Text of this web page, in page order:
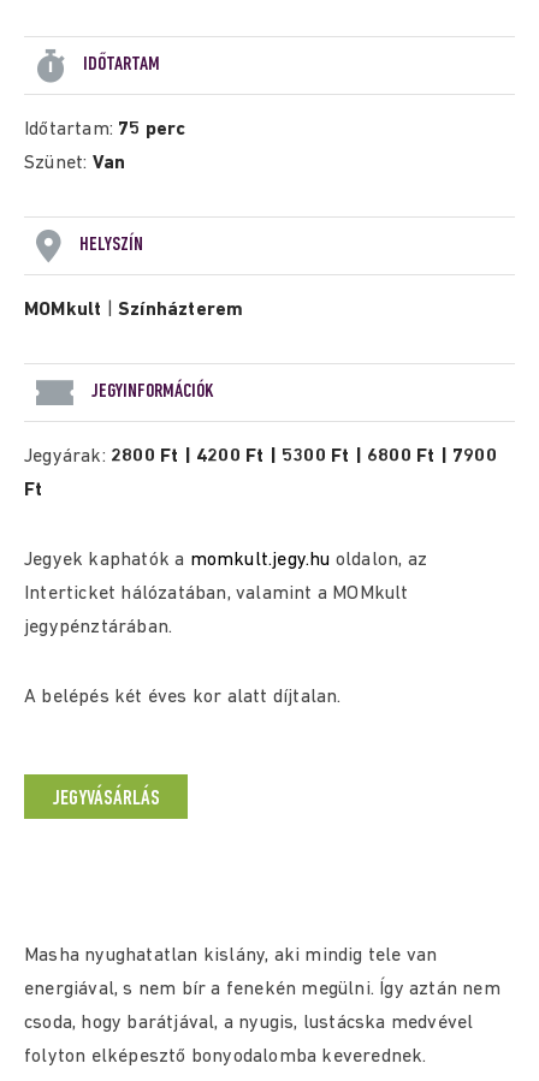
IDŐTARTAM
Időtartam: 75 perc
Szünet: Van
HELYSZÍN
MOMkult |Színházterem
JEGYINFORMÁCIÓK
Jegyárak: 2800 Ft | 4200 Ft | 5300 Ft | 6800 Ft | 7900
Ft
Jegyek kaphatók a momkult.jegy.hu oldalon, az
Interticket hálózatában, valamint a MOMkult
jegypénztárában.
A belépés két éves kor alatt díjtalan.
JEGYVÁSÁRLÁS
Masha nyughatatlan kislány, aki mindig tele van
energiával, s nem bír a fenekén megülni. Így aztán nem
csoda, hogy barátjával, a nyugis, lustácska medvével
folyton elképesztő bonyodalomba keverednek.